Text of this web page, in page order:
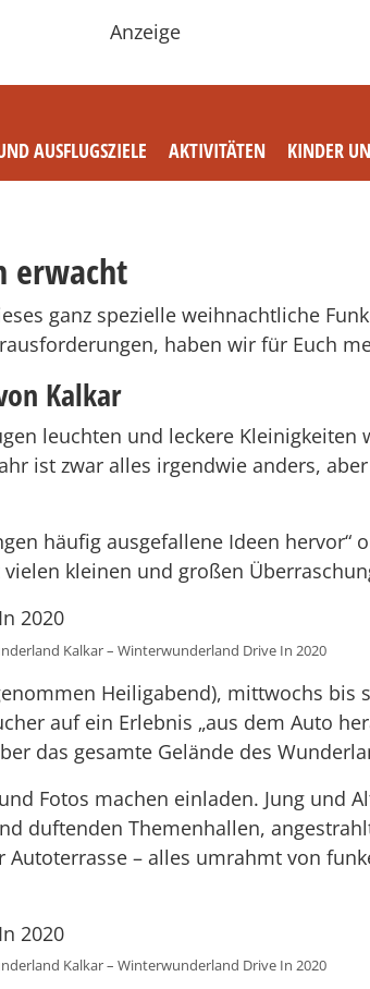
Anzeige
AUSFLUGSZIELE AKTIVITÄTEN KINDER
erwacht
ganz spezielle weihnachtliche
haben wir für Euch
Kalkar
leuchten und leckere
ist zwar alles irgendwie anders,
häufig ausgefallene Ideen hervor“
kleinen und großen
Kalkar – Winterwunderland Drive In 2020
Heiligabend), mittwochs bis
auf ein Erlebnis „aus dem Auto
das gesamte Gelände des
Fotos machen einladen. Jung und
duftenden Themenhallen,
– alles umrahmt von
Kalkar – Winterwunderland Drive In 2020